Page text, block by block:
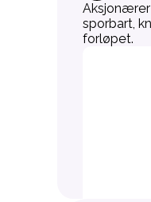
sporbart,
forløpet.